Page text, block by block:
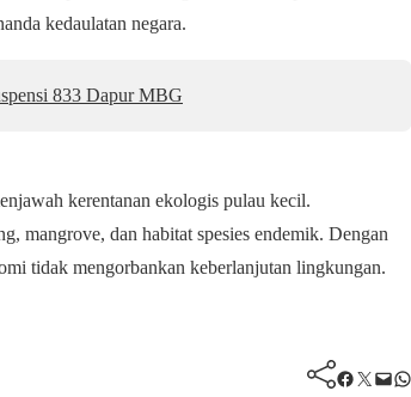
kedaulatan negara.
833 Dapur MBG
kerentanan ekologis pulau kecil.
mangrove, dan habitat spesies endemik. Dengan
tidak mengorbankan keberlanjutan lingkungan.
Facebook Twitter Mail WhatsApp